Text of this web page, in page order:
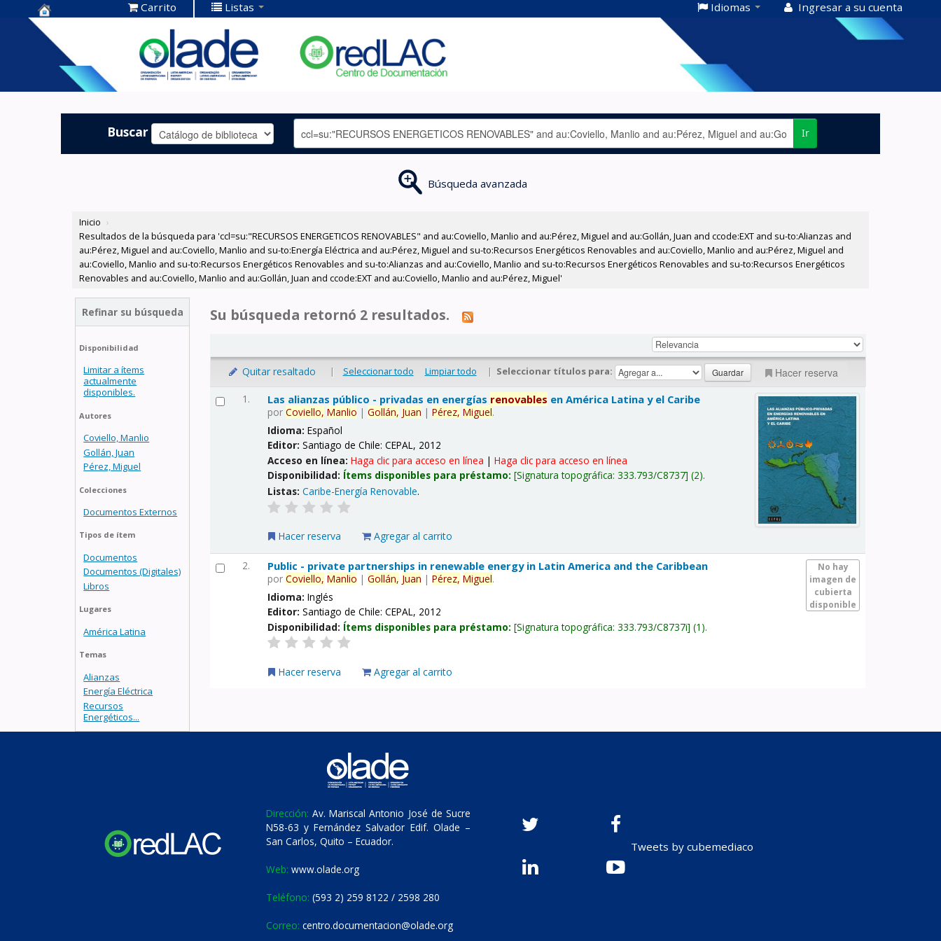
Centro de
Documentación
OLADE -
Carrito Listas Idiomas Ingresar a su cuenta
Buscar Ir
Búsqueda avanzada
Inicio ›
Resultados de la búsqueda para 'ccl=su:"RECURSOS ENERGETICOS RENOVABLES" and au:Coviello, Manlio and au:Pérez, Miguel and au:Gollán, Juan and ccode:EXT and su-to:Alianzas and
au:Pérez, Miguel and au:Coviello, Manlio and su-to:Energía Eléctrica and au:Pérez, Miguel and su-to:Recursos Energéticos Renovables and au:Coviello, Manlio and au:Pérez, Miguel and
au:Coviello, Manlio and su-to:Recursos Energéticos Renovables and su-to:Alianzas and au:Coviello, Manlio and su-to:Recursos Energéticos Renovables and su-to:Recursos Energéticos
Renovables and au:Coviello, Manlio and au:Gollán, Juan and ccode:EXT and au:Coviello, Manlio and au:Pérez, Miguel'
Refinar su búsqueda
Disponibilidad
Limitar a ítems
actualmente
disponibles.
Autores
Coviello, Manlio
Gollán, Juan
Pérez, Miguel
Colecciones
Documentos Externos
Tipos de ítem
Documentos
Documentos (Digitales)
Libros
Lugares
América Latina
Temas
Alianzas
Energía Eléctrica
Recursos
Energéticos...
Su búsqueda retornó 2 resultados.
Quitar resaltado | Seleccionar todo Limpiar todo | Seleccionar títulos para: Hacer reserva
1. Las alianzas público - privadas en energías renovables en América Latina y el Caribe
porCoviello, Manlio |Gollán, Juan |Pérez, Miguel.
Idioma:Español
Editor:Santiago de Chile: CEPAL, 2012
Acceso en línea:Haga clic para acceso en línea |Haga clic para acceso en línea
Disponibilidad: Ítems disponibles para préstamo: Signatura topográfica:333.793/C8737 (2).
Listas: Caribe-Energía Renovable.
Hacer reserva Agregar al carrito
2.
No hay
imagen de
cubierta
disponible
Public - private partnerships in renewable energy in Latin America and the Caribbean
porCoviello, Manlio |Gollán, Juan |Pérez, Miguel.
Idioma:Inglés
Editor:Santiago de Chile: CEPAL, 2012
Disponibilidad: Ítems disponibles para préstamo: Signatura topográfica:333.793/C8737i (1).
Hacer reserva Agregar al carrito
Dirección: Av. Mariscal Antonio José de Sucre
N58-63 y Fernández Salvador Edif. Olade –
San Carlos, Quito – Ecuador.
Web: www.olade.org
Teléfono: (593 2) 259 8122 / 2598 280
Correo: centro.documentacion@olade.org
Tweets by cubemediaco